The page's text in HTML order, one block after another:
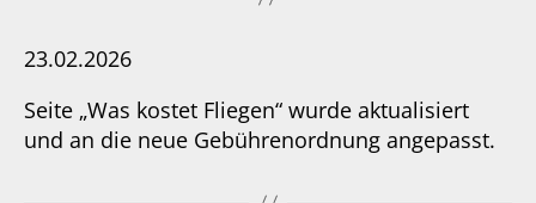
23.02.2026
Seite „Was kostet Fliegen“ wurde aktualisiert
und an die neue Gebührenordnung angepasst.